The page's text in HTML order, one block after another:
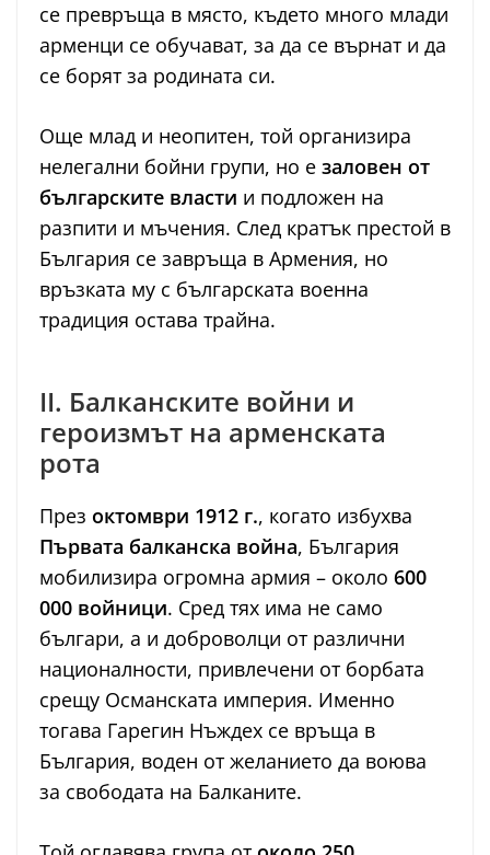
се превръща в място, където много млади
арменци се обучават, за да се върнат и да
се борят за родината си.
Още млад и неопитен, той организира
нелегални бойни групи, но е заловен от
българските власти и подложен на
разпити и мъчения. След кратък престой в
България се завръща в Армения, но
връзката му с българската военна
традиция остава трайна.
II. Балканските войни и
героизмът на арменската
рота
През октомври 1912 г., когато избухва
Първата балканска война, България
мобилизира огромна армия – около 600
000 войници. Сред тях има не само
българи, а и доброволци от различни
националности, привлечени от борбата
срещу Османската империя. Именно
тогава Гарегин Нъждех се връща в
България, воден от желанието да воюва
за свободата на Балканите.